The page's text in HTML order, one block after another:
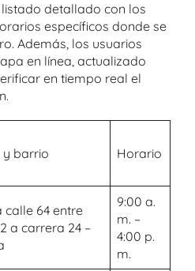
detallado con los
específicos donde se
Además, los usuarios
en línea, actualizado
en tiempo real el
y barrio Horario
calle 64 entre
a carrera 24 –
9:00 a.
m. –
4:00 p.
m.